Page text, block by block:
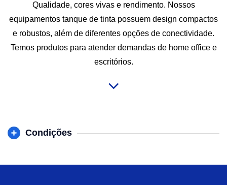
Qualidade, cores vivas e rendimento. Nossos
equipamentos tanque de tinta possuem design compactos
e robustos, além de diferentes opções de conectividade.
Temos produtos para atender demandas de home office e
escritórios.
Condições